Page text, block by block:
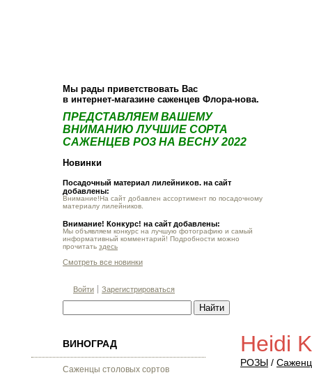
Мы рады приветствовать Вас
в интернет-магазине саженцев Флора-нова.
ПРЕДСТАВЛЯЕМ ВАШЕМУ
ВНИМАНИЮ ЛУЧШИЕ СОРТА
САЖЕНЦЕВ РОЗ НА ВЕСНУ 2022
Новинки
Посадочный материал лилейников. на сайт
добавлены:
Внимание!На сайт добавлен ассортимент по посадочному
материалу лилейников.
Внимание! Конкурс! на сайт добавлены:
Мы объявляем конкурс на лучшую фотографию и самый
информативный комментарий! Подробности можно
прочитать здесь
Смотреть все новинки
Войти Зарегистрироваться
ВИНОГРАД
Саженцы столовых сортов
Heidi
РОЗЫ /